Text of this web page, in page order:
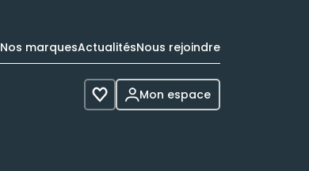
Nos marquesActualitésNous rejoindre
Voir les favoris
Mon espace